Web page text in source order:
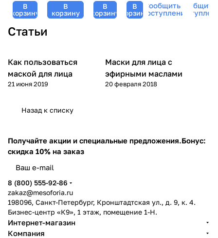
patch,
Tete
Cosmeceutical
В
корзину
Filler, TETе
Cosmeceutical,
В
корзину
пептидами,
50 мл
В
корзину
млВ
корзину
TETе
Cosmeceutical,
Сообщить о
поступлении
шт
Сообщить
Статьи
Уход за лицом
Как пользоваться
маской для лица
21 июня 2019
Уход за лицом
Маски для лица с
эфирными маслами
20 февраля 2018
Назад к списку
Получайте акции и специальные предложения.Бонус:
скидка 10% на заказ
8 (800) 555-92-86
zakaz@mesoforia.ru
198096, Санкт-Петербург, Кронштадтская ул., д. 9, к. 4.
Бизнес-центр «К9», 1 этаж, помещение 1-Н.
Интернет-магазин
Компания